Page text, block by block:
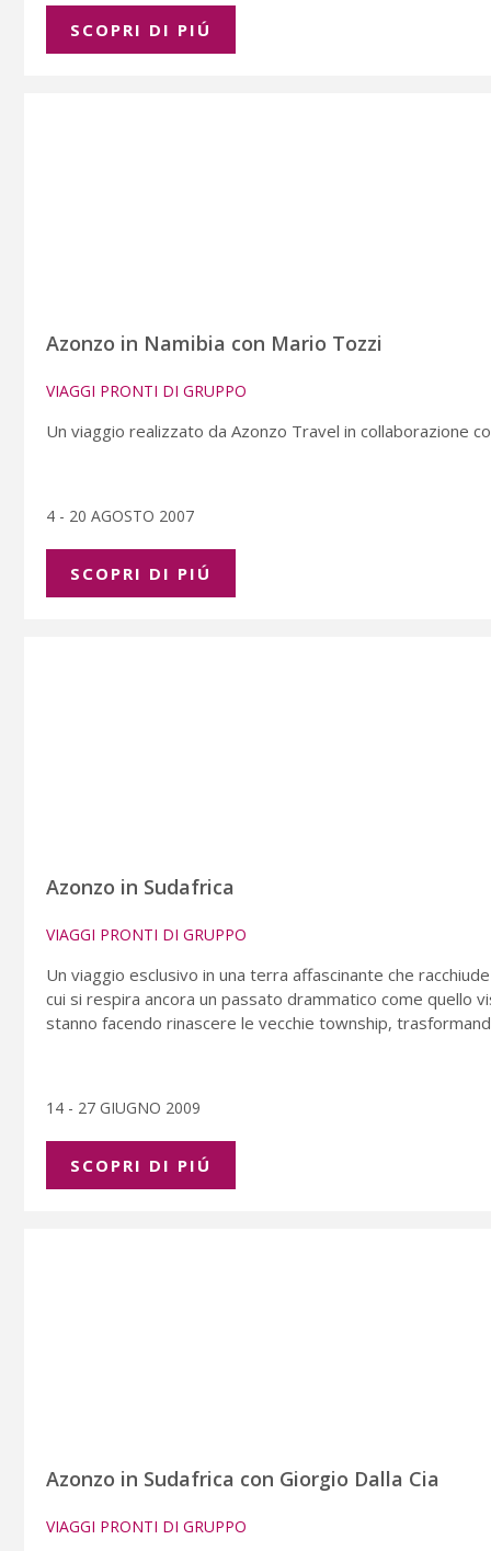
SCOPRI DI PIÚ
Azonzo in Namibia con Mario Tozzi
VIAGGI PRONTI DI GRUPPO
Un viaggio realizzato da Azonzo Travel in collaborazione
4 - 20 AGOSTO 2007
SCOPRI DI PIÚ
Azonzo in Sudafrica
VIAGGI PRONTI DI GRUPPO
Un viaggio esclusivo in una terra affascinante che
cui si respira ancora un passato drammatico come quello
stanno facendo rinascere le vecchie township,
14 - 27 GIUGNO 2009
SCOPRI DI PIÚ
Azonzo in Sudafrica con Giorgio Dalla Cia
VIAGGI PRONTI DI GRUPPO